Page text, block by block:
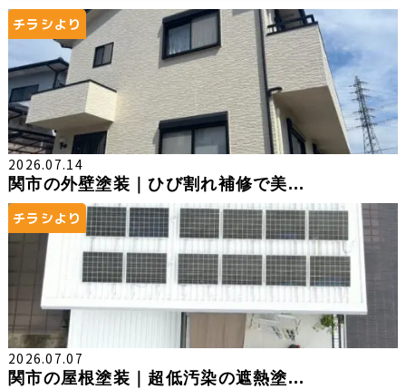
チラシより
2026.07.14
関市の外壁塗装｜ひび割れ補修で美...
チラシより
2026.07.07
関市の屋根塗装｜超低汚染の遮熱塗...